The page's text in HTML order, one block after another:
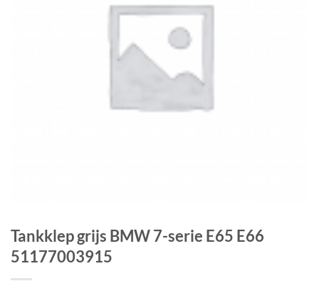
Tankklep grijs BMW 7-serie E65 E66
51177003915